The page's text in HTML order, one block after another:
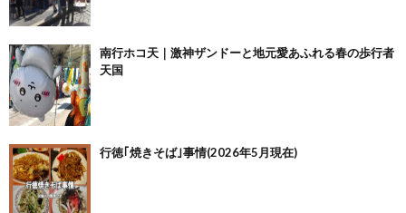
南行ホコ天｜激神ザンドーと地元愛あふれる春の歩行者
天国
行徳｢焼きそば｣事情(2026年5月現在)